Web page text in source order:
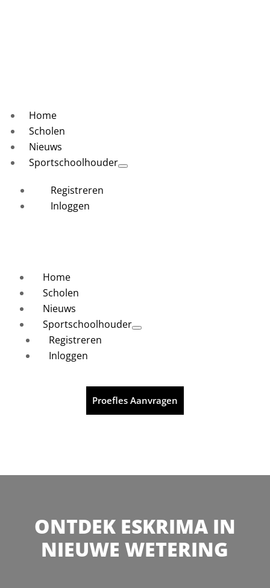
Home
Scholen
Nieuws
Sportschoolhouder
Registreren
Inloggen
Home
Scholen
Nieuws
Sportschoolhouder
Registreren
Inloggen
Proefles Aanvragen
ONTDEK ESKRIMA IN
NIEUWE WETERING